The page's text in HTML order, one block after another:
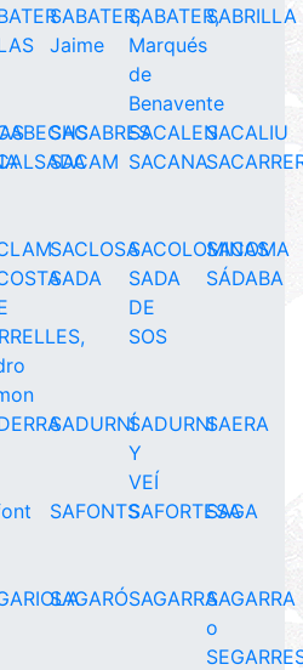
SABATER,
Jaime
SABATER,
Marqués
de
Benavente
SABRILLA
SACABRESSACALENSACALIU
SACAM SACANA
SACLOSASACOLOMINAS
SACOMA
SADA
SADA
DE
SOS
SÁDABA
SADURNÍSADURNI
Y
VEÍ
SAERA
SAFONTSSAFORTESA
SAGA
SAGARÓSAGARRASAGARRA
o